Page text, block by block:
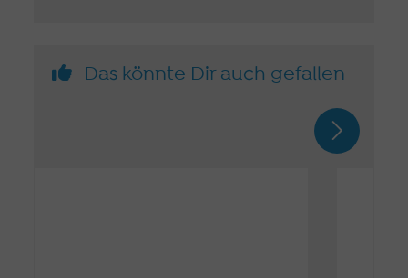
Das könnte Dir auch gefallen